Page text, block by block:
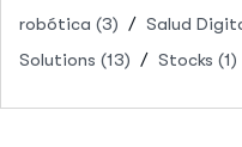
robótica (3) Salud
Solutions (13) Stocks (1)